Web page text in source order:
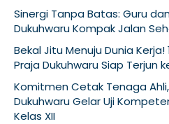
Sinergi Tanpa Batas: Guru
Dukuhwaru Kompak Jalan
Bekal Jitu Menuju Dunia Kerja!
Praja Dukuhwaru Siap Terjun
Komitmen Cetak Tenaga Ahli,
Dukuhwaru Gelar Uji
Kelas XII